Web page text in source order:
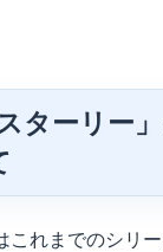
ターリー
これまでのシリ